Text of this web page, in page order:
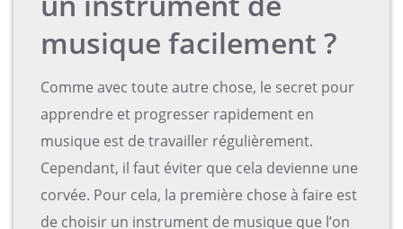
musique facilement ?
Comme avec toute autre chose, le secret pour
apprendre et progresser rapidement en
musique est de travailler régulièrement.
Cependant, il faut éviter que cela devienne une
corvée. Pour cela, la première chose à faire est
de choisir un instrument de musique que l’on